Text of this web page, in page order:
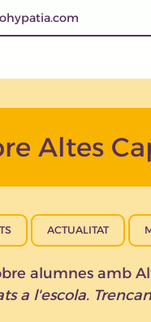
Altes
ACTUALITAT
alumnes amb
a l'escola.